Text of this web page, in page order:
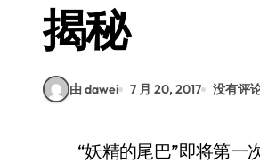
揭秘
由 dawei 7 月 20, 2017 没有评
“妖精的尾巴”即将第一次在国内参加漫展你知道么?妖精的尾巴官方正版授权、横版动作手游